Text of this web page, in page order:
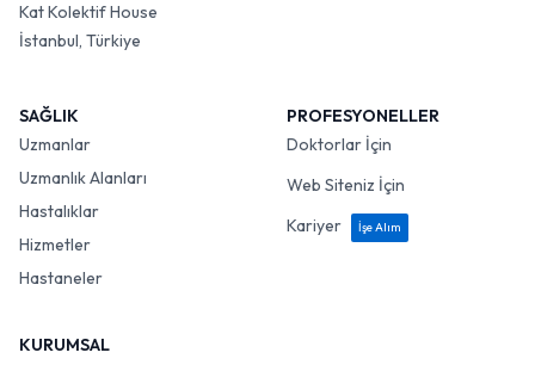
Kat Kolektif House
İstanbul, Türkiye
SAĞLIK
Uzmanlar
Uzmanlık Alanları
Hastalıklar
Hizmetler
Hastaneler
PROFESYONELLER
Doktorlar İçin
Web Siteniz İçin
Kariyer
İşe Alım
KURUMSAL